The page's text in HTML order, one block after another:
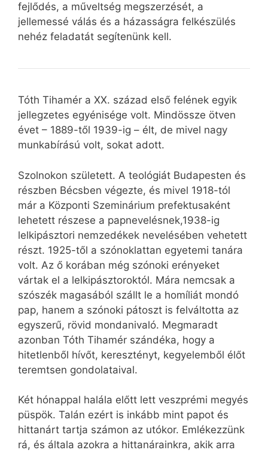
fejlődés, a műveltség megszerzését, a
jellemessé válás és a házasságra felkészülés
nehéz feladatát segítenünk kell.
Tóth Tihamér a XX. század első felének egyik
jellegzetes egyénisége volt. Mindössze ötven
évet – 1889-től 1939-ig – élt, de mivel nagy
munkabírású volt, sokat adott.
Szolnokon született. A teológiát Budapesten és
részben Bécsben végezte, és mivel 1918-tól
már a Központi Szeminárium prefektusaként
lehetett részese a papnevelésnek,1938-ig
lelkipásztori nemzedékek nevelésében vehetett
részt. 1925-től a szónoklattan egyetemi tanára
volt. Az ő korában még szónoki erényeket
vártak el a lelkipásztoroktól. Mára nemcsak a
szószék magasából szállt le a homíliát mondó
pap, hanem a szónoki pátoszt is felváltotta az
egyszerű, rövid mondanivaló. Megmaradt
azonban Tóth Tihamér szándéka, hogy a
hitetlenből hívőt, keresztényt, kegyelemből élőt
teremtsen gondolataival.
Két hónappal halála előtt lett veszprémi megyés
püspök. Talán ezért is inkább mint papot és
hittanárt tartja számon az utókor. Emlékezzünk
rá, és általa azokra a hittanárainkra, akik arra